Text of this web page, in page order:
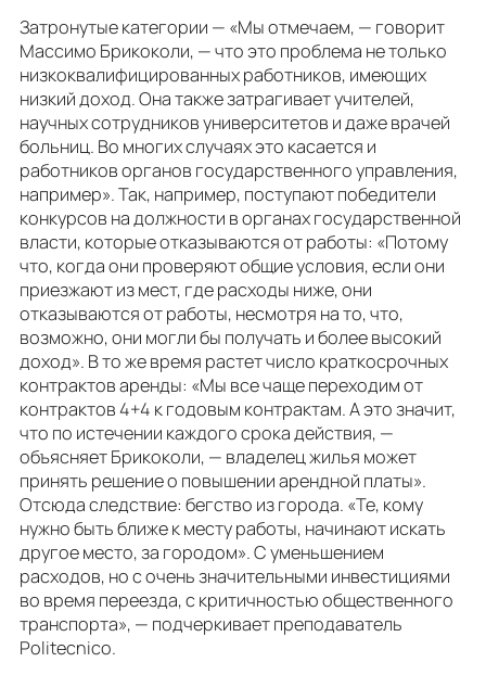
Затронутые категории — «Мы отмечаем, — говорит
Массимо Брикоколи, — что это проблема не только
низкоквалифицированных работников, имеющих
низкий доход. Она также затрагивает учителей,
научных сотрудников университетов и даже врачей
больниц. Во многих случаях это касается и
работников органов государственного управления,
например». Так, например, поступают победители
конкурсов на должности в органах государственной
власти, которые отказываются от работы: «Потому
что, когда они проверяют общие условия, если они
приезжают из мест, где расходы ниже, они
отказываются от работы, несмотря на то, что,
возможно, они могли бы получать и более высокий
доход». В то же время растет число краткосрочных
контрактов аренды: «Мы все чаще переходим от
контрактов 4+4 к годовым контрактам. А это значит,
что по истечении каждого срока действия, —
объясняет Брикоколи, — владелец жилья может
принять решение о повышении арендной платы».
Отсюда следствие: бегство из города. «Те, кому
нужно быть ближе к месту работы, начинают искать
другое место, за городом». С уменьшением
расходов, но с очень значительными инвестициями
во время переезда, с критичностью общественного
транспорта», — подчеркивает преподаватель
Politecnico.